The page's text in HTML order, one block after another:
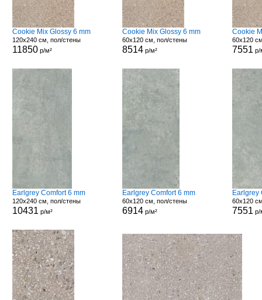
Cookie Mix Glossy 6 mm
120x240 см, пол/стены
11850р/м²
Cookie Mix Glossy 6 mm
60x120 см, пол/стены
8514 р/м²
Cookie
60x120
7551 р/
Earlgrey Comfort 6 mm
120x240 см, пол/стены
10431 р/м²
Earlgrey Comfort 6 mm
60x120 см, пол/стены
6914 р/м²
Earlgrey
60x120
7551 р/